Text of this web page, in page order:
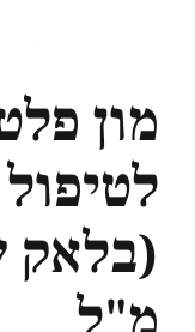
מון